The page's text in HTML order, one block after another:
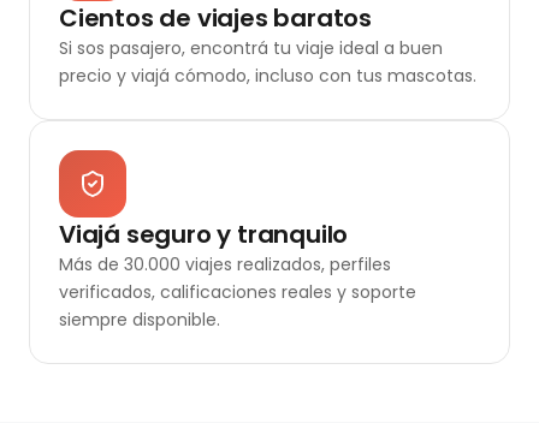
Cientos de viajes baratos
Si sos pasajero, encontrá tu viaje ideal a buen
precio y viajá cómodo, incluso con tus mascotas.
Viajá seguro y tranquilo
Más de 30.000 viajes realizados, perfiles
verificados, calificaciones reales y soporte
siempre disponible.